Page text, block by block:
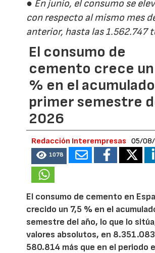
● En junio, el consumo se
con respecto al mismo mes
anterior, hasta las 1.562.747
El consumo de
cemento crece un
% en el
primer semestre
2026
Redacción Interempresas 05/
1078
El consumo de cemento en
crecido un 7,5 % en el
semestre del año, lo que lo
valores absolutos, en
580.814 más que en el periodo